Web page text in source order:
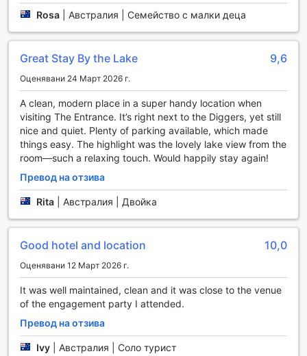
допълнителна такса, но инвестицията определено си
заслужава за поддържане на активен начин на живот
по време на престоя.
Удобства в ibis Styles The Entrance: Комфорт и Лесен
Достъп
В ibis Styles The Entrance, удобствата са проектирани с
мисъл за вашето удобство и комфорт. Гостите могат да
се възползват от услугите за пране и химическо
чистене, които осигуряват свежест на вашето облекло
по всяко време. За тези, които желаят да се насладят
на храната в уюта на своята стая, услугата за рум-
сървиз е на разположение, предлагайки разнообразие
от ястия и напитки. Също така, за да се улесни вашето
и напускане, както и съхранение на багаж, което е
идеално за пътуващите с много багаж или за тези, които
искат да се насладят на последните часове от своя
престой без притеснения.
Свързаността е важна и в ibis Styles The Entrance,
където безплатният Wi-Fi е наличен в стаите и
обществените зони, така че можете да останете на
линия и да споделяте своите преживявания в реално
време. Хотелът предлага и специално обозначена зона
за пушачи, за да осигури комфорт на всички гости.
Rosa Австралия | Семейство с малки деца
Great Stay By the Lake 9,6
Оценявани 24 Март 2026 г.
A clean, modern place in a super handy location when
visiting The Entrance. It’s right next to the Diggers, yet still
nice and quiet. Plenty of parking available, which made
things easy. The highlight was the lovely lake view from the
room—such a relaxing touch. Would happily stay again!
Превод на отзива
Rita Австралия | Двойка
Good hotel and location 10,0
Оценявани 12 Март 2026 г.
It was well maintained, clean and it was close to the venue
of the engagement party I attended.
Превод на отзива
Ivy Австралия | Соло турист